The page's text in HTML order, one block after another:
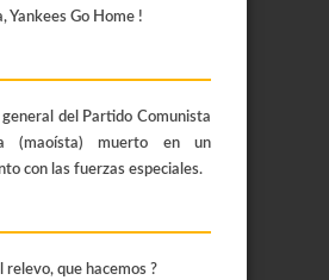
Yankees Go Home !
general del Partido Comunista
(maoísta) muerto en un
con las fuerzas especiales.
relevo, que hacemos ?